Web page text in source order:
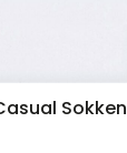
Sokken